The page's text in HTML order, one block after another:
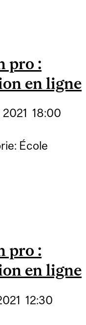
pro :
en ligne
2021 18:00
École
LIGNE
pro :
en ligne
12:30